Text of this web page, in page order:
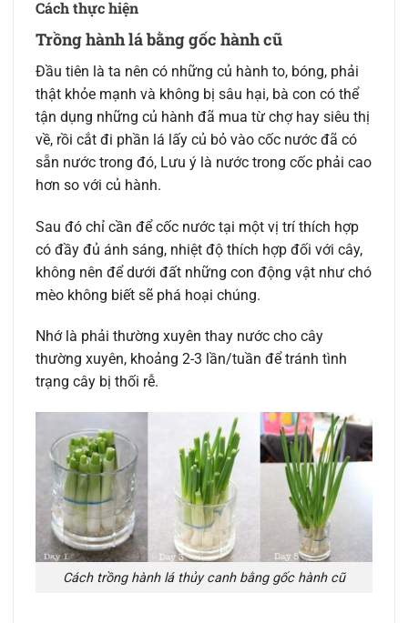
Cách thực hiện
Trồng hành lá bằng gốc hành cũ
Đầu tiên là ta nên có những củ hành to, bóng, phải
thật khỏe mạnh và không bị sâu hại, bà con có thể
tận dụng những củ hành đã mua từ chợ hay siêu thị
về, rồi cắt đi phần lá lấy củ bỏ vào cốc nước đã có
sẵn nước trong đó, Lưu ý là nước trong cốc phải cao
hơn so với củ hành.
Sau đó chỉ cần để cốc nước tại một vị trí thích hợp
có đầy đủ ánh sáng, nhiệt độ thích hợp đối với cây,
không nên để dưới đất những con động vật như chó
mèo không biết sẽ phá hoại chúng.
Nhớ là phải thường xuyên thay nước cho cây
thường xuyên, khoảng 2-3 lần/tuần để tránh tình
trạng cây bị thối rễ.
Cách trồng hành lá thủy canh bằng gốc hành cũ